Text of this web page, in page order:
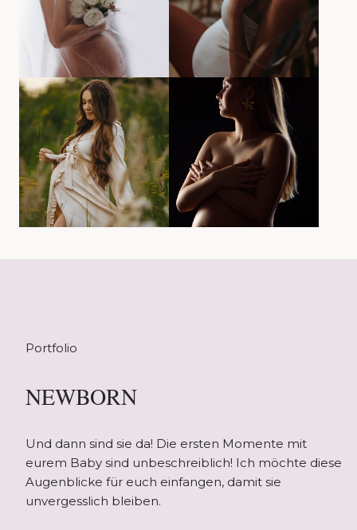
Portfolio
NEWBORN
Und dann sind sie da! Die ersten Momente mit
eurem Baby sind unbeschreiblich! Ich möchte diese
Augenblicke für euch einfangen, damit sie
unvergesslich bleiben.